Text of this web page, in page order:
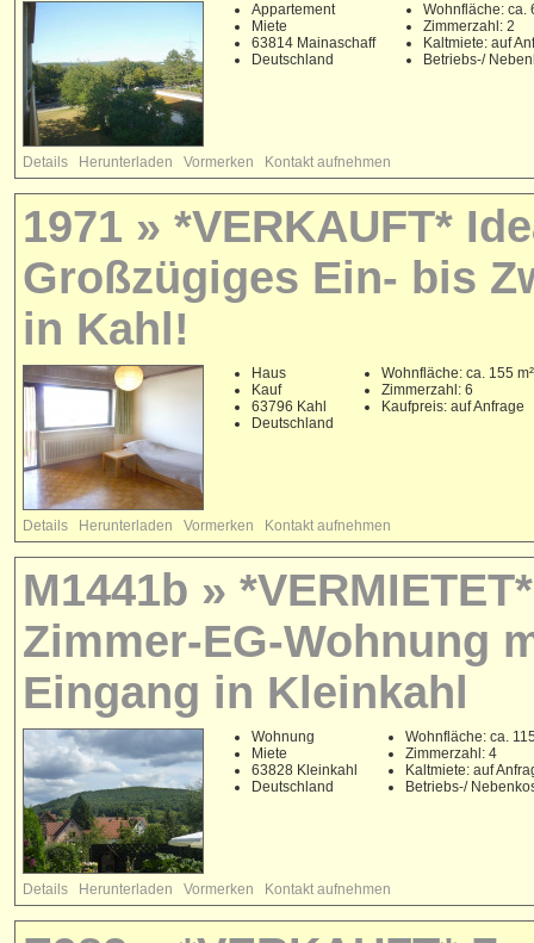
Appartement
Miete
63814 Mainaschaff
Deutschland
Wohnfläche: ca.
Zimmerzahl: 2
Kaltmiete: auf
Betriebs-/
Details Herunterladen Vormerken Kontakt aufnehmen
1971 » *VERKAUFT*
Großzügiges Ein- bis
in Kahl!
Haus
Kauf
63796 Kahl
Deutschland
Wohnfläche: ca. 155 m²
Zimmerzahl: 6
Kaufpreis: auf Anfrage
Details Herunterladen Vormerken Kontakt aufnehmen
M1441b »
Zimmer-EG-Wohnung
Eingang in Kleinkahl
Wohnung
Miete
63828 Kleinkahl
Deutschland
Wohnfläche: ca.
Zimmerzahl: 4
Kaltmiete: auf
Betriebs-/
Details Herunterladen Vormerken Kontakt aufnehmen